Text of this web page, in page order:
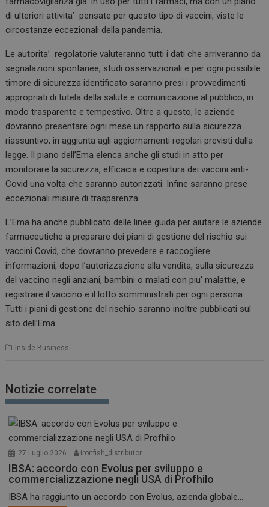
di ulteriori attivita’ pensate per questo tipo di vaccini, viste le
circostanze eccezionali della pandemia.
Le autorita’ regolatorie valuteranno tutti i dati che arriveranno da
segnalazioni spontanee, studi osservazionali e per ogni possibile
timore di sicurezza identificato saranno presi i provvedimenti
appropriati di tutela della salute e comunicazione al pubblico, in
modo trasparente e tempestivo. Oltre a questo, le aziende
dovranno presentare ogni mese un rapporto sulla sicurezza
riassuntivo, in aggiunta agli aggiornamenti regolari previsti dalla
legge. Il piano dell’Ema elenca anche gli studi in atto per
monitorare la sicurezza, efficacia e copertura dei vaccini anti-
Covid una volta che saranno autorizzati. Infine saranno prese
eccezionali misure di trasparenza.
L’Ema ha anche pubblicato delle linee guida per aiutare le aziende
farmaceutiche a preparare dei piani di gestione del rischio sui
vaccini Covid, che dovranno prevedere e raccogliere
informazioni, dopo l’autorizzazione alla vendita, sulla sicurezza
del vaccino negli anziani, bambini o malati con piu’ malattie, e
registrare il vaccino e il lotto somministrati per ogni persona.
Tutti i piani di gestione del rischio saranno inoltre pubblicati sul
sito dell’Ema.
Inside Business
Notizie correlate
27 Luglio 2026 ironfish_distributor
IBSA: accordo con Evolus per sviluppo e
commercializzazione negli USA di Profhilo
IBSA ha raggiunto un accordo con Evolus, azienda globale...